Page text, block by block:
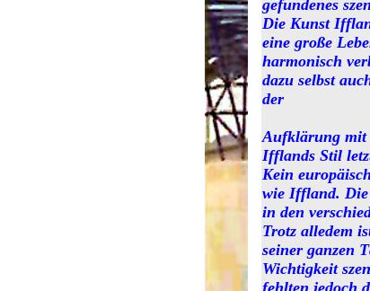
gefundenes
Die Kunst
eine große
harmonisch
dazu selbst
der
Aufklärung mit
Ifflands Stil
Kein
wie Iffland. Die
in den
Trotz alledem
seiner ganzen
Wichtigkeit
fehlten jedoch